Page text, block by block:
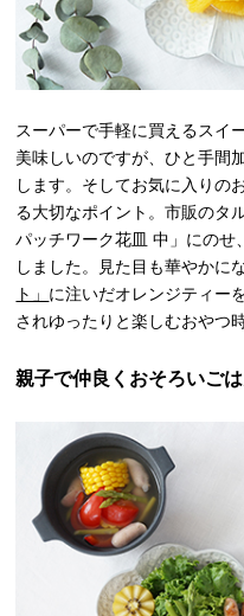
スーパーで手軽に買えるスイ
美味しいのですが、ひと手間
します。そしてお気に入りの
る大切なポイント。市販のタ
パッチワーク花皿 中」にのせ
しました。見た目も華やかに
ト」 に注いだオレンジティー
されゆったりと楽しむおやつ
親子で仲良くおそろいご